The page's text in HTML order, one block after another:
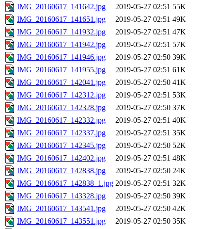
IMG_20160617_141642.jpg
2019-05-27 02:51 55K
IMG_20160617_141651.jpg
2019-05-27 02:51 49K
IMG_20160617_141932.jpg
2019-05-27 02:51 47K
IMG_20160617_141942.jpg
2019-05-27 02:51 57K
IMG_20160617_141946.jpg
2019-05-27 02:50 39K
IMG_20160617_141955.jpg
2019-05-27 02:51 61K
IMG_20160617_142041.jpg
2019-05-27 02:50 41K
IMG_20160617_142312.jpg
2019-05-27 02:51 53K
IMG_20160617_142328.jpg
2019-05-27 02:50 37K
IMG_20160617_142332.jpg
2019-05-27 02:51 40K
IMG_20160617_142337.jpg
2019-05-27 02:51 35K
IMG_20160617_142345.jpg
2019-05-27 02:50 52K
IMG_20160617_142402.jpg
2019-05-27 02:51 48K
IMG_20160617_142838.jpg
2019-05-27 02:50 24K
IMG_20160617_142838_1.jpg 2019-05-27 02:51 32K
IMG_20160617_143328.jpg
2019-05-27 02:50 39K
IMG_20160617_143541.jpg
2019-05-27 02:50 42K
IMG_20160617_143551.jpg
2019-05-27 02:50 35K